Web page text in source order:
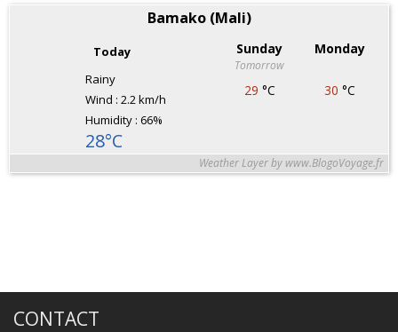
Bamako (Mali)
Today
Rainy
Wind : 2.2 km/h
Humidity : 66%
28°C
Sunday
Tomorrow
29 °C
Monday
30 °C
Weather Layer by www.BlogoVoyage.fr
CONTACT